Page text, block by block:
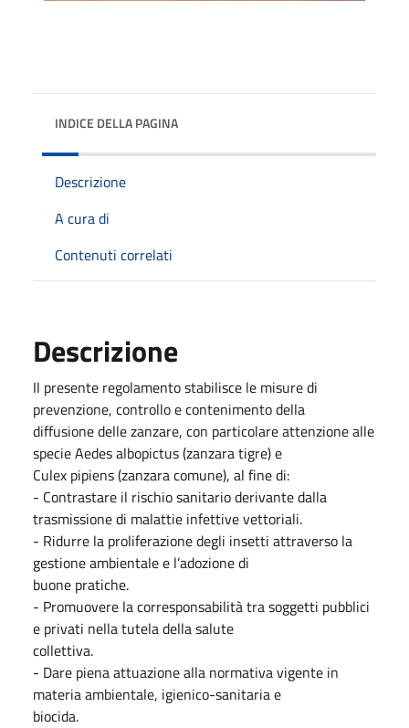
INDICE DELLA PAGINA
Descrizione
A cura di
Contenuti correlati
Descrizione
Il presente regolamento stabilisce le misure di
prevenzione, controllo e contenimento della
diffusione delle zanzare, con particolare attenzione alle
specie Aedes albopictus (zanzara tigre) e
Culex pipiens (zanzara comune), al fine di:
- Contrastare il rischio sanitario derivante dalla
trasmissione di malattie infettive vettoriali.
- Ridurre la proliferazione degli insetti attraverso la
gestione ambientale e l’adozione di
buone pratiche.
- Promuovere la corresponsabilità tra soggetti pubblici
e privati nella tutela della salute
collettiva.
- Dare piena attuazione alla normativa vigente in
materia ambientale, igienico-sanitaria e
biocida.